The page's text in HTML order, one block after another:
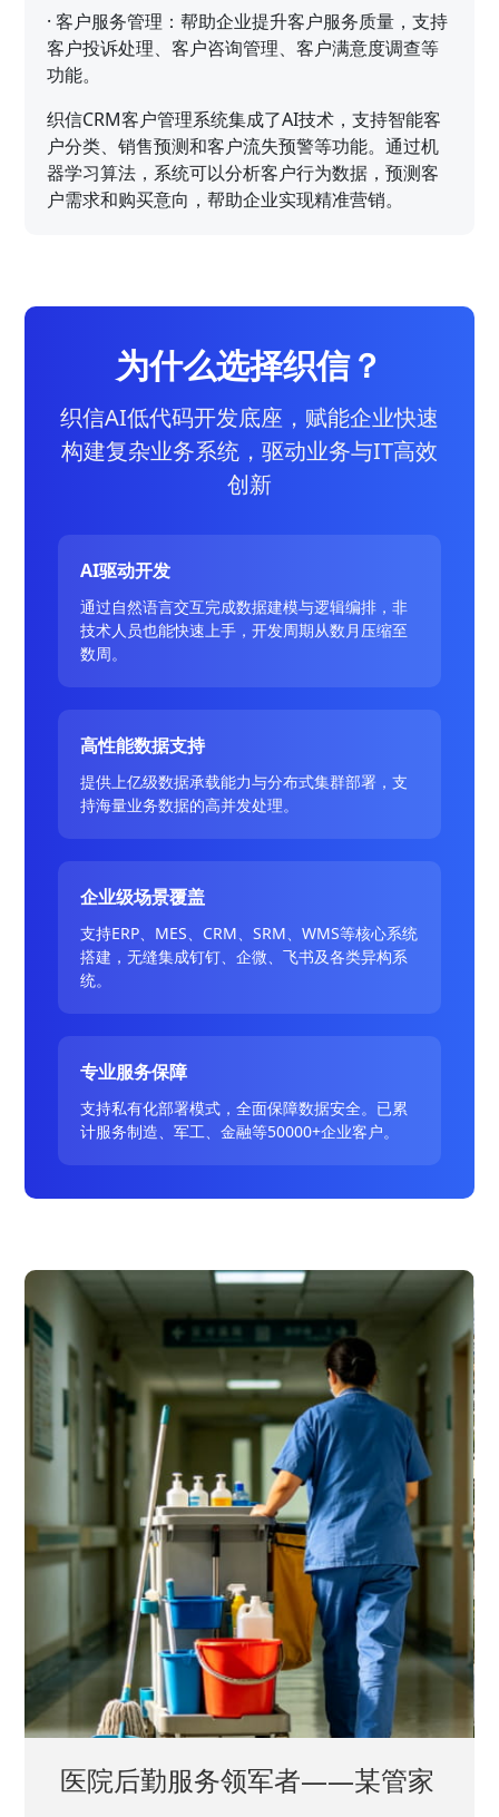
·客户服务管理：帮助企业提升客户服务质量，支持
客户投诉处理、客户咨询管理、客户满意度调查等
功能。
织信CRM客户管理系统集成了AI技术，支持智能客
户分类、销售预测和客户流失预警等功能。通过机
器学习算法，系统可以分析客户行为数据，预测客
户需求和购买意向，帮助企业实现精准营销。
为什么选择织信？
织信AI低代码开发底座，赋能企业快速
构建复杂业务系统，驱动业务与IT高效
创新
AI驱动开发
通过自然语言交互完成数据建模与逻辑编排，非
技术人员也能快速上手，开发周期从数月压缩至
数周。
高性能数据支持
提供上亿级数据承载能力与分布式集群部署，支
持海量业务数据的高并发处理。
企业级场景覆盖
支持ERP、MES、CRM、SRM、WMS等核心系统
搭建，无缝集成钉钉、企微、飞书及各类异构系
统。
专业服务保障
支持私有化部署模式，全面保障数据安全。已累
计服务制造、军工、金融等50000+企业客户。
——某管家 中国兵器工业集团——